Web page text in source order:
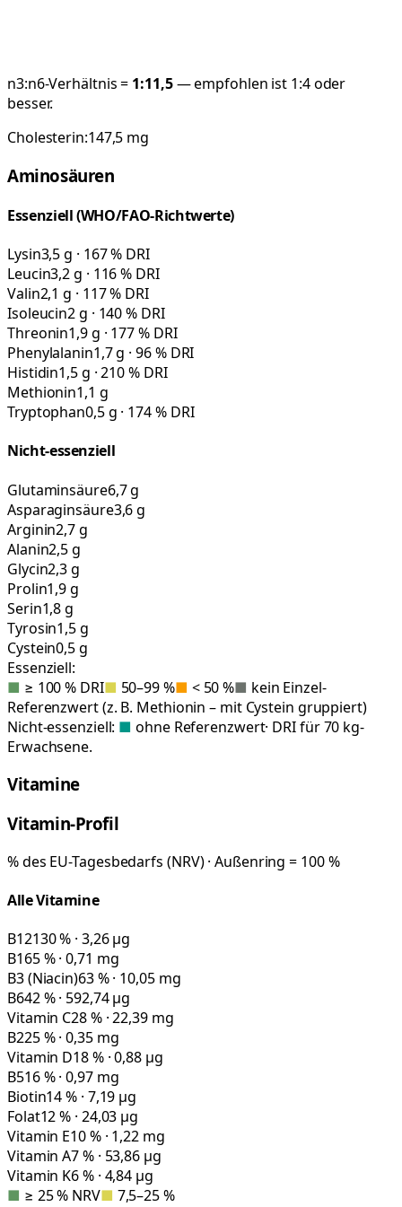
n3:n6-Verhältnis = 1:11,5— empfohlen ist 1:4 oder
besser.
Cholesterin:147,5 mg
Aminosäuren
Essenziell (WHO/FAO-Richtwerte)
Lysin3,5 g · 167 % DRI
Leucin3,2 g · 116 % DRI
Valin2,1 g · 117 % DRI
Isoleucin2 g · 140 % DRI
Threonin1,9 g · 177 % DRI
Phenylalanin1,7 g · 96 % DRI
Histidin1,5 g · 210 % DRI
Methionin1,1 g
Tryptophan0,5 g · 174 % DRI
Nicht-essenziell
Glutaminsäure6,7 g
Asparaginsäure3,6 g
Arginin2,7 g
Alanin2,5 g
Glycin2,3 g
Prolin1,9 g
Serin1,8 g
Tyrosin1,5 g
Cystein0,5 g
Essenziell:
■ ≥ 100 % DRI■ 50–99 %■ < 50 %■ kein Einzel-
Referenzwert (z. B. Methionin – mit Cystein gruppiert)
Nicht-essenziell: ■ ohne Referenzwert· DRI für 70 kg-
Erwachsene.
Vitamine
Vitamin-Profil
% des EU-Tagesbedarfs (NRV) · Außenring = 100 %
Alle Vitamine
B12130 % · 3,26 µg
B165 % · 0,71 mg
B3 (Niacin)63 % · 10,05 mg
B642 % · 592,74 µg
Vitamin C28 % · 22,39 mg
B225 % · 0,35 mg
Vitamin D18 % · 0,88 µg
B516 % · 0,97 mg
Biotin14 % · 7,19 µg
Folat12 % · 24,03 µg
Vitamin E10 % · 1,22 mg
Vitamin A7 % · 53,86 µg
Vitamin K6 % · 4,84 µg
■ ≥ 25 % NRV■ 7,5–25 %